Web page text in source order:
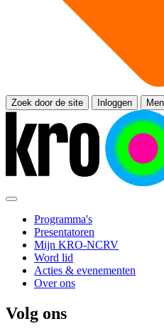
Zoek door de site Inloggen
Programma's
Presentatoren
Mijn KRO-NCRV
Word lid
Acties & evenementen
Over ons
Volg ons